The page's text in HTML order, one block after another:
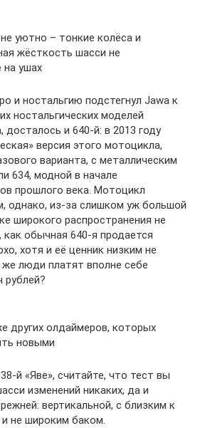
уютно – тонкие колёса и
жёсткость шасси не
ушах
и ностальгию подстегнул Jawa к
ностальгических моделей
досталось и 640-й: в 2013 году
версия этого мотоцикла,
варианта, с металлическим
634, модной в начале
прошлого века. Мотоцикл
однако, из-за слишком уж большой
широкого распространения не
как обычная 640-я продается
хотя и её ценник низким не
же люди платят вполне себе
рублей?
других олдаймеров, которых
новыми
й «Яве», считайте, что тест вы
изменений никаких, да и
вертикальной, с близким к
не широким баком.